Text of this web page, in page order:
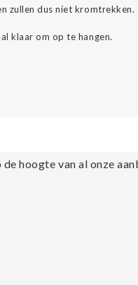
zullen dus niet kromtrekken.
klaar om op te hangen.
hoogte van al onze